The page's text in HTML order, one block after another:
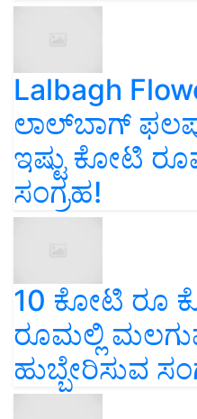
Lalbagh
ಲಾಲ್‌ಬಾಗ್
ಇಷ್ಟು ಕೋಟಿ
ಸಂಗ್ರಹ!
10 ಕೋಟಿ ರೂ
ರೂಮಲ್ಲಿ
ಹುಬ್ಬೇರಿಸುವ